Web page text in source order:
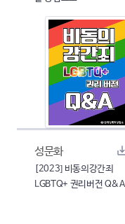
성문화
[2023] 비동의강간죄
LGBTQ+ 권리버전 Q&A